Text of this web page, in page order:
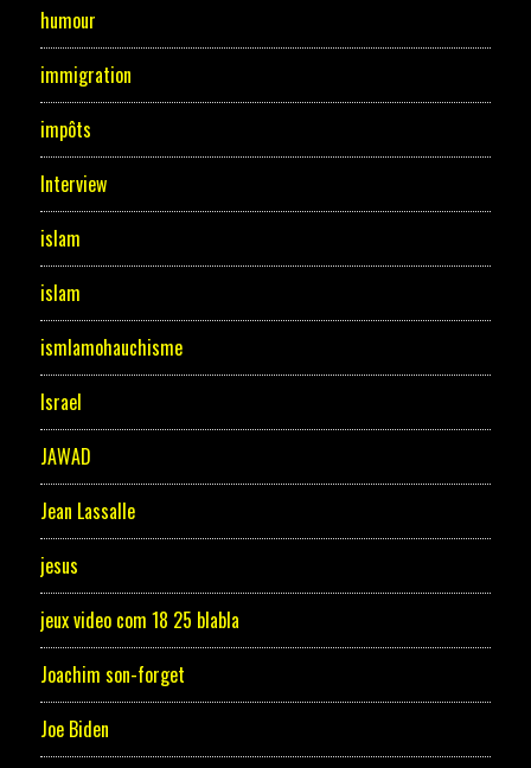
humour
immigration
impôts
Interview
islam
islam
ismlamohauchisme
Israel
JAWAD
Jean Lassalle
jesus
jeux video com 18 25 blabla
Joachim son-forget
Joe Biden